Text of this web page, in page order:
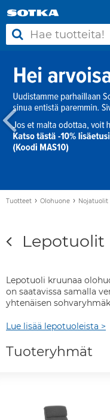
Tuotteet › Olohuone › Nojatuolit
Lepotuolit
Lepotuoli kruunaa
on saatavissa samalla
yhtenäisen
Lue lisää lepotuoleista >
Tuoteryhmät